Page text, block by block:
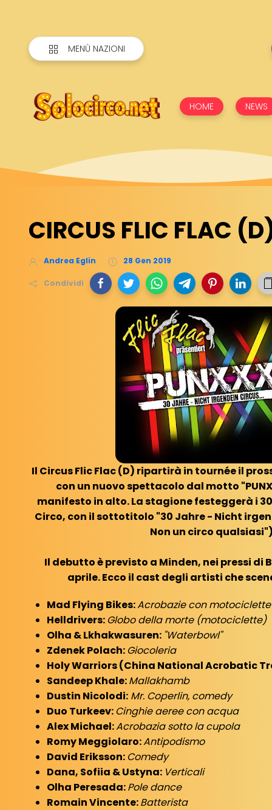
MENÙ NAZIONI
HOME NEWS
CIRCUS FLIC FLAC
Andrea Eglin 28 Gen 2019
Condividi
Il Circus Flic Flac (D) ripartirà in tournée il
con un nuovo spettacolo dal motto
manifesto in alto. La stagione festeggerà i
Circo, con il sottotitolo "30 Jahre - Nicht
Non un circo
Il debutto è previsto a Minden, nei pressi di
aprile. Ecco il cast degli artisti che
Mad Flying Bikes:Acrobazie con motociclette
Helldrivers: Globo della morte (motociclette)
Olha & Lkhakwasuren: "Waterbowl"
Zdenek Polach: Giocoleria
Holy Warriors (China National Acrobatic
Sandeep Khale:Mallakhamb
Dustin Nicolodi: Mr. Coperlin, comedy
Duo Turkeev: Cinghie aeree con acqua
Alex Michael:Acrobazia sotto la cupola
Romy Meggiolaro:Antipodismo
David Eriksson: Comedy
Dana, Sofiia & Ustyna: Verticali
Olha Peresada:Pole dance
Romain Vincente:Batterista